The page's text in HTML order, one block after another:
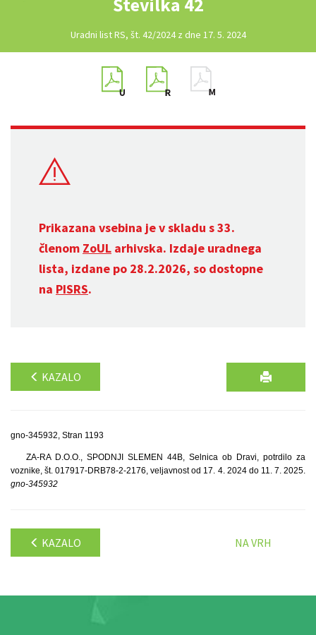
Številka 42
Uradni list RS, št. 42/2024 z dne 17. 5. 2024
Prikazana vsebina je v skladu s 33.
členom ZoUL arhivska. Izdaje uradnega
lista, izdane po 28.2.2026, so dostopne
na PISRS.
KAZALO
gno-345932, Stran 1193
ZA-RA D.O.O., SPODNJI SLEMEN 44B, Selnica ob Dravi, potrdilo za
voznike, št. 017917-DRB78-2-2176, veljavnost od 17. 4. 2024 do 11. 7. 2025.
gno-345932
KAZALO NA VRH